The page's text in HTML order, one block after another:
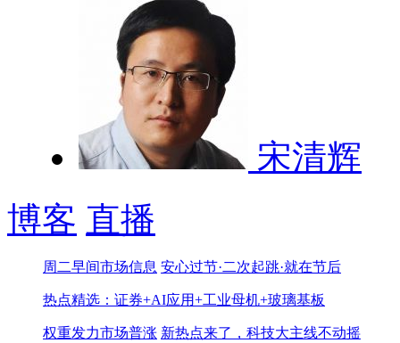
宋清辉
博客 直播
周二早间市场信息 安心过节·二次起跳·就在节后
热点精选：证券+AI应用+工业母机+玻璃基板
权重发力市场普涨 新热点来了，科技大主线不动摇